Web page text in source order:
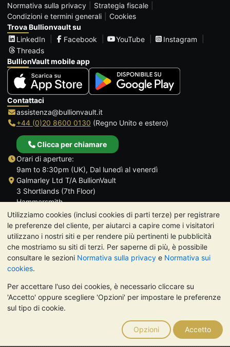
Utilizziamo cookies (inclusi cookies di parti terze) per registrare
le preferenze del cliente, per aiutarci a capire come i visitatori
utilizzano i nostri siti e per rendere più pertinenti le pubblicità
che mostriamo su siti di terzi. Per saperne di più, è possibile
consultare le sezioni Normativa sulla privacy e Normativa sui
cookies.
Per accettare l'uso dei cookies, è necessario cliccare su
'Accetto' oppure scegliere 'Opzioni' per impostare le preferenze
sul tipo di cookie.
Opzioni Accetto
Normativa sulla privacy
Strategia fiscale
Condizioni e termini generali
Cookies
Trova Bullionvault su
LinkedIn
Facebook YouTube
Instagram
Threads
BullionVault mobile app
Contattaci
assistenza@bullionvault.it
+44 (0)20 8600 0130 (Regno Unito e estero)
Clicca per chiamare
Orari di aperture:
9am to 8:30pm (UK), Dal lunedì al venerdì
Galmarley Ltd T/A BullionVault
3 Shortlands (7th Floor)
Hammersmith
Londra
W6 8DA
Regno Unito
TrustScore 4.7 | 488 recensioni
NOTA BENE: Il valore dei metalli preziosi può diminuire o
aumentare, e i trend storici non sono predittori dell'andamento
futuro. Nulla di quanto contenuto nei siti web di BullionVault o
nelle sue comunicazioni costituisce una consulenza sugli
investimenti. Si consiglia di rivolgersi a un professionista per